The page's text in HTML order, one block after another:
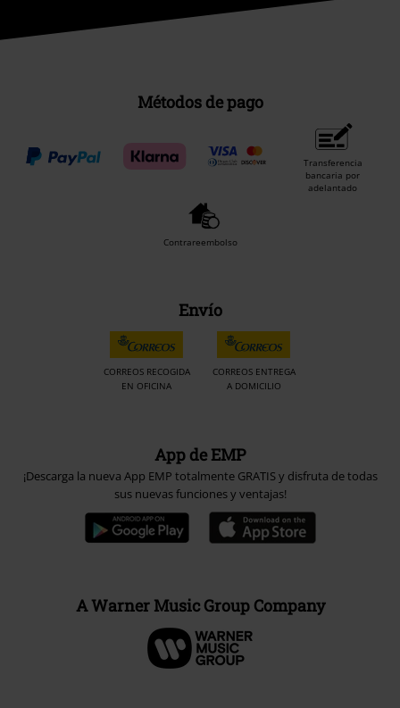
Métodos de pago
Transferencia
bancaria por
adelantado
Contrareembolso
Envío
CORREOS RECOGIDA
EN OFICINA
CORREOS ENTREGA
A DOMICILIO
App de EMP
¡Descarga la nueva App EMP totalmente GRATIS y disfruta de todas
sus nuevas funciones y ventajas!
A Warner Music Group Company